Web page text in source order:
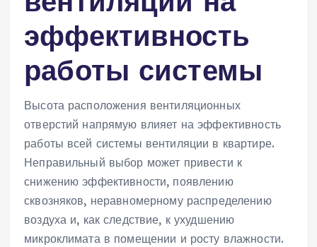
эффективность
работы системы
Высота расположения вентиляционных
отверстий напрямую влияет на эффективность
работы всей системы вентиляции в квартире.
Неправильный выбор может привести к
снижению эффективности‚ появлению
сквозняков‚ неравномерному распределению
воздуха и‚ как следствие‚ к ухудшению
микроклимата в помещении и росту влажности.